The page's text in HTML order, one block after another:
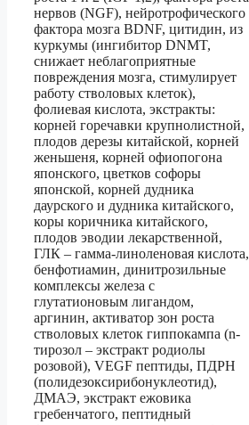
нервов (NGF), нейротрофического
фактора мозга BDNF, цитидин, из
куркумы (ингибитор DNMT,
снижает неблагоприятные
повреждения мозга, стимулирует
работу стволовых клеток),
фолиевая кислота, экстракты:
корней горечавки крупнолистной,
плодов дерезы китайской, корней
женьшеня, корней офиопогона
японского, цветков софоры
японской, корней дудника
даурского и дудника китайского,
коры коричника китайского,
плодов эводии лекарственной,
ГЛК – гамма-линоленовая кислота,
бенфотиамин, динитрозильные
комплексы железа с
глутатионовым лигандом,
аргинин, активатор зон роста
стволовых клеток гиппокампа (n-
тирозол – экстракт родиолы
розовой), VEGF пептиды, ПДРН
(полидезоксирибонуклеотид),
ДМАЭ, экстракт ежовика
гребенчатого, пептидный